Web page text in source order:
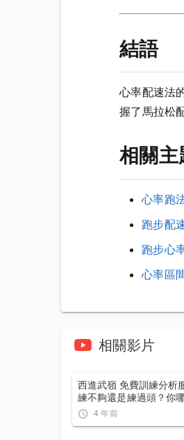
結語
心率配速法
握了馬拉松
相關主
心率跑
跑步配
跑步心
心率區
相關影片
西進武嶺 免費訓練分析
練不夠還是練過頭？你
手？AI模型告訴你！ | 備
4 年前